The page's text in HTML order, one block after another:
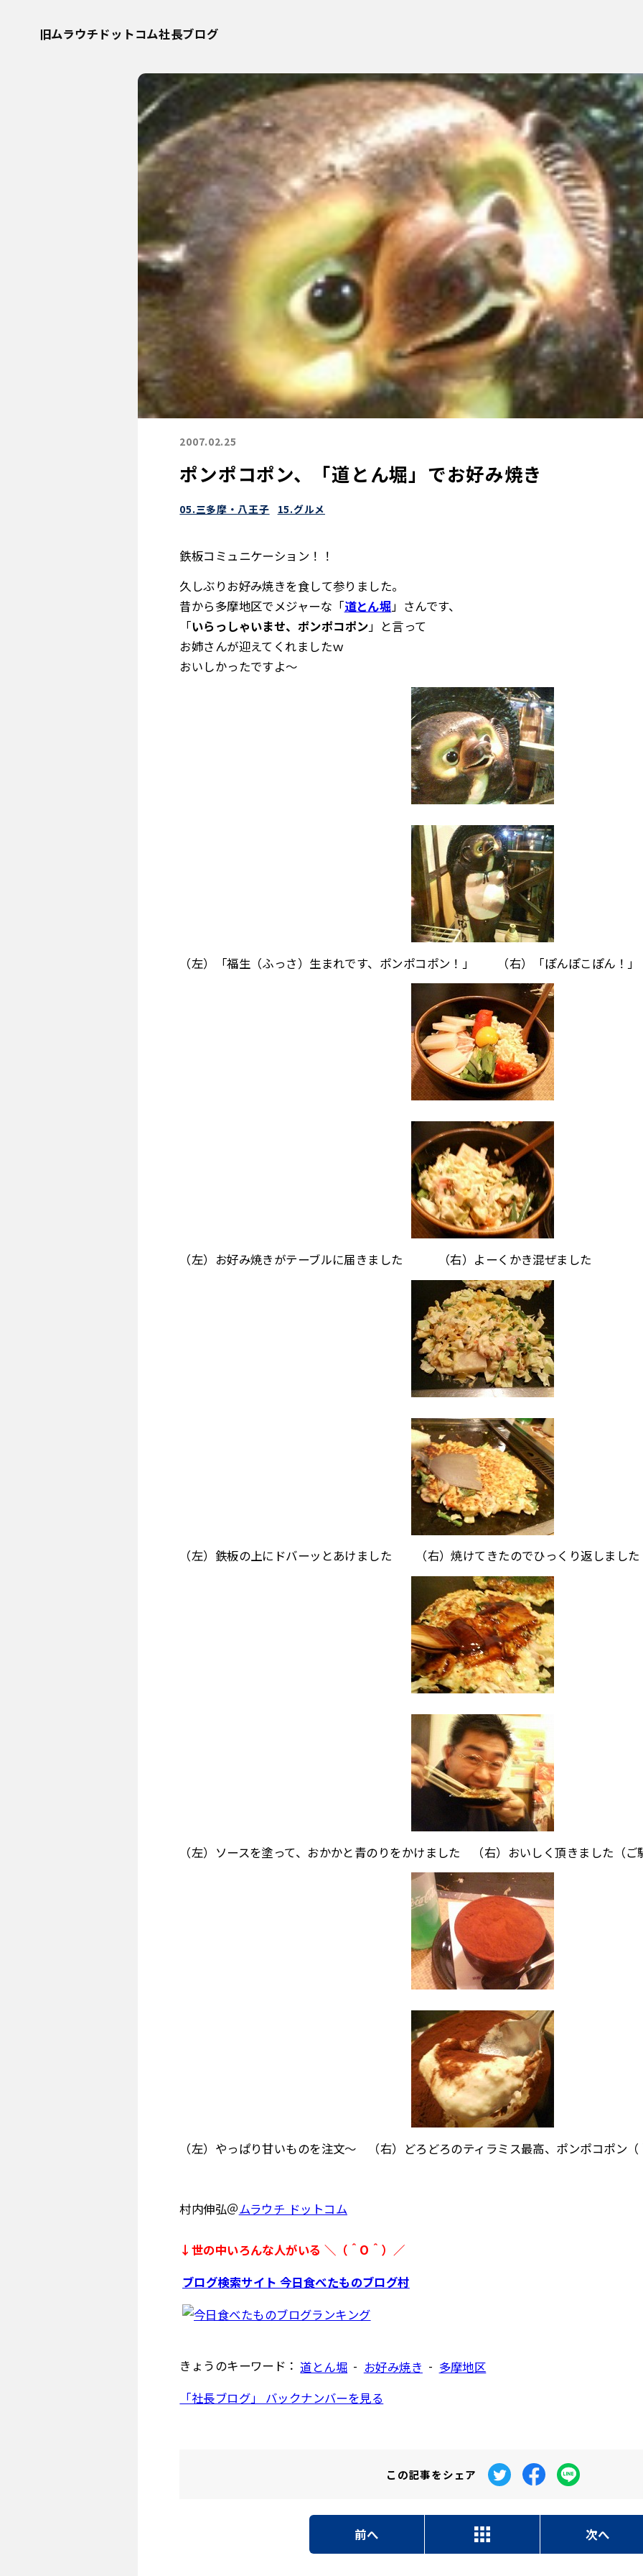
旧ムラウチドットコム社長ブログ
2007.02.25
ポンポコポン、「道とん堀」でお好み焼き
05.三多摩・八王子 15.グルメ
鉄板コミュニケーション！！
久しぶりお好み焼きを食して参りました。
昔から多摩地区でメジャーな「道とん堀」さんです、
「いらっしゃいませ、ポンポコポン」と言って
お姉さんが迎えてくれましたｗ
おいしかったですよ～
（左）「福生（ふっさ）生まれです、ポンポコポン！」 （右）「ぽんぽこぽん！」
（左）お好み焼きがテーブルに届きました （右）よーくかき混ぜました
（左）鉄板の上にドバーッとあけました （右）焼けてきたのでひっくり返しました
（左）ソースを塗って、おかかと青のりをかけました （右）おいしく頂きました（ご
（左）やっぱり甘いものを注文～ （右）どろどろのティラミス最高、ポンポコポン（
村内伸弘＠ムラウチ ドットコム
↓世の中いろんな人がいる ＼（＾O＾）／
ブログ検索サイト 今日食べたものブログ村
きょうのキーワード： 道とん堀 - お好み焼き - 多摩地区
「社長ブログ」 バックナンバーを見る
この記事をシェア
前へ 次へ